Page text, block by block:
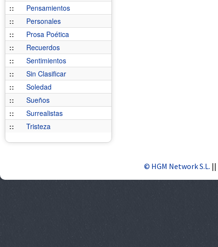
::
Pensamientos
::
Personales
::
Prosa Poética
::
Recuerdos
::
Sentimientos
::
Sin Clasificar
::
Soledad
::
Sueños
::
Surrealistas
::
Tristeza
© HGM Network S.L. ||